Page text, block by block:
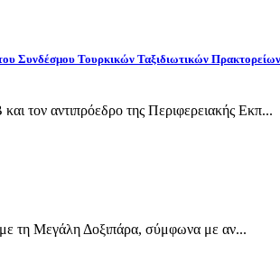
Συνδέσμου Τουρκικών Ταξιδιωτικών Πρακτορείων
τον αντιπρόεδρο της Περιφερειακής Εκπ...
τη Μεγάλη Δοξιπάρα, σύμφωνα με αν...